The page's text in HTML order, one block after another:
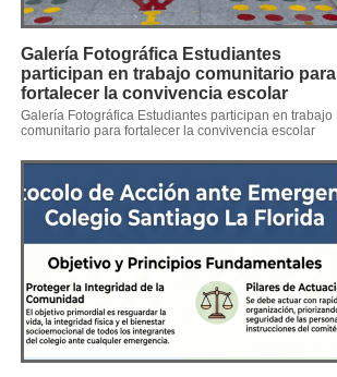
Galería Fotográfica Estudiantes
participan en trabajo comunitario para
fortalecer la convivencia escolar
Galería Fotográfica Estudiantes participan en trabajo
comunitario para fortalecer la convivencia escolar